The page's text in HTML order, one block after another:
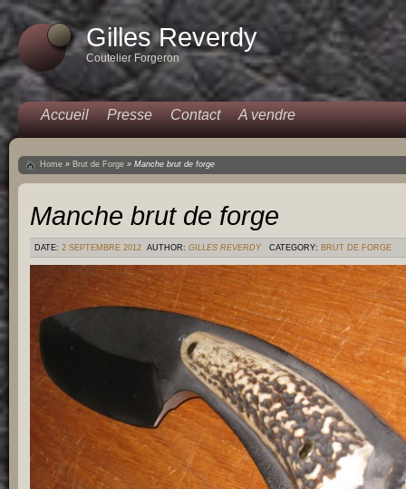
Gilles Reverdy
Coutelier Forgeron
Accueil Presse Contact A vendre
Home » Brut de Forge » Manche brut de forge
Manche brut de forge
DATE: 2 SEPTEMBRE 2012 AUTHOR: GILLES REVERDY CATEGORY: BRUT DE FORGE